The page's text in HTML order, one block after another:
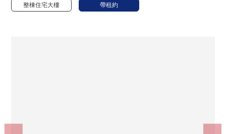
整棟住宅大樓 帶租約